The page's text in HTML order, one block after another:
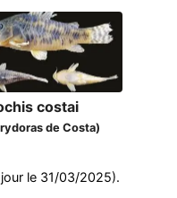
costai
de Costa)
le 31/03/2025).